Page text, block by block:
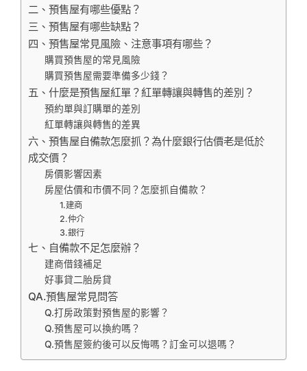
二、預售屋有哪些優點？
三、預售屋有哪些缺點？
四、預售屋常見風險、注意事項有哪些？
購買預售屋的常見風險
購買預售屋需要準備多少錢？
五、什麼是預售屋紅單？紅單轉讓與轉售的差別？
預約單與訂購單的差別
紅單轉讓與轉售的差異
六、預售屋自備款怎麼抓？為什麼銀行估價老是低於
成交價？
房價影響因素
房屋估價和市價不同？怎麼抓自備款？
1.建商
2.仲介
3.銀行
七、自備款不足怎麼辦？
建商借錢補足
好事貸二胎房貸
QA.預售屋常見問答
Q.打房政策對預售屋的影響？
Q.預售屋可以換約嗎？
Q.預售屋簽約後可以反悔嗎？訂金可以退嗎？